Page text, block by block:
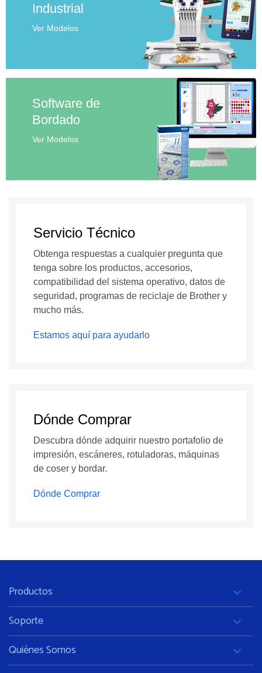
Industrial
Ver Modelos
Software de
Bordado
Ver Modelos
Servicio Técnico
Obtenga respuestas a cualquier pregunta que
tenga sobre los productos, accesorios,
compatibilidad del sistema operativo, datos de
seguridad, programas de reciclaje de Brother y
mucho más.
Estamos aquí para ayudarlo
Dónde Comprar
Descubra dónde adquirir nuestro portafolio de
impresión, escáneres, rotuladoras, máquinas
de coser y bordar.
Dónde Comprar
Productos
Soporte
Quiénes Somos